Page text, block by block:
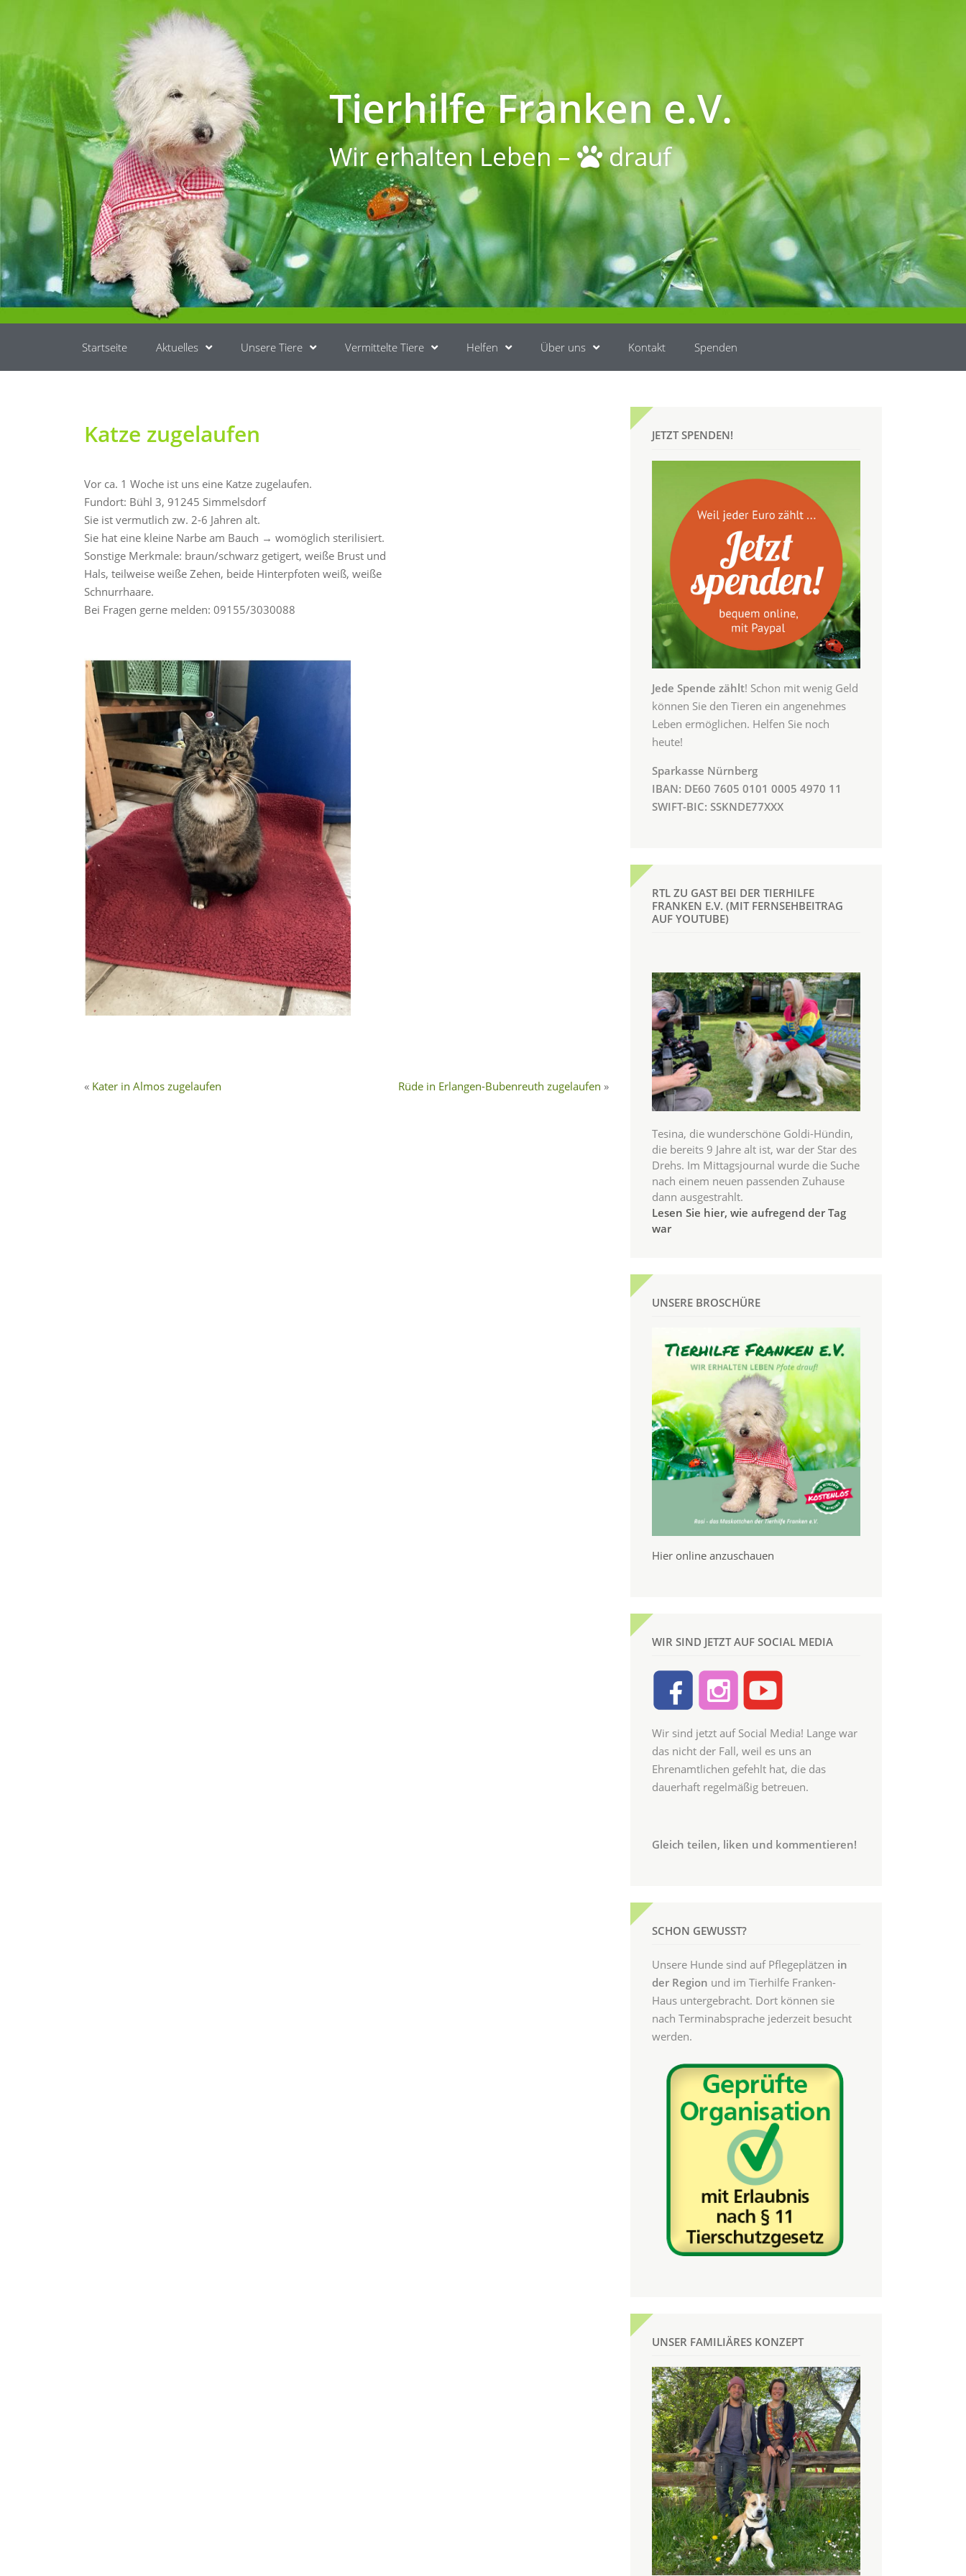
Tierhilfe Franken e.V.
Wir erhalten Leben – drauf
Startseite Aktuelles Unsere Tiere Vermittelte Tiere Helfen Über uns Kontakt Spenden
Katze zugelaufen
Vor ca. 1 Woche ist uns eine Katze zugelaufen.
Fundort: Bühl 3, 91245 Simmelsdorf
Sie ist vermutlich zw. 2-6 Jahren alt.
Sie hat eine kleine Narbe am Bauch → womöglich sterilisiert.
Sonstige Merkmale: braun/schwarz getigert, weiße Brust und
Hals, teilweise weiße Zehen, beide Hinterpfoten weiß, weiße
Schnurrhaare.
Bei Fragen gerne melden: 09155/3030088
Kater in Almos zugelaufen Rüde in Erlangen-Bubenreuth zugelaufen
JETZT SPENDEN!
Jede Spende zählt! Schon mit wenig Geld
können Sie den Tieren ein angenehmes
Leben ermöglichen. Helfen Sie noch
heute!
Sparkasse Nürnberg
IBAN: DE60 7605 0101 0005 4970 11
SWIFT-BIC: SSKNDE77XXX
RTL ZU GAST BEI DER TIERHILFE
FRANKEN E.V. (MIT FERNSEHBEITRAG
AUF YOUTUBE)
Tesina, die wunderschöne Goldi-Hündin,
die bereits 9 Jahre alt ist, war der Star des
Drehs. Im Mittagsjournal wurde die Suche
nach einem neuen passenden Zuhause
dann ausgestrahlt.
Lesen Sie hier, wie aufregend der Tag
war
UNSERE BROSCHÜRE
Hier online anzuschauen
WIR SIND JETZT AUF SOCIAL MEDIA
Wir sind jetzt auf Social Media! Lange war
das nicht der Fall, weil es uns an
Ehrenamtlichen gefehlt hat, die das
dauerhaft regelmäßig betreuen.
Gleich teilen, liken und kommentieren!
SCHON GEWUSST?
Unsere Hunde sind auf Pflegeplätzen in
der Region und im Tierhilfe Franken-
Haus untergebracht. Dort können sie
nach Terminabsprache jederzeit besucht
werden.
UNSER FAMILIÄRES KONZEPT